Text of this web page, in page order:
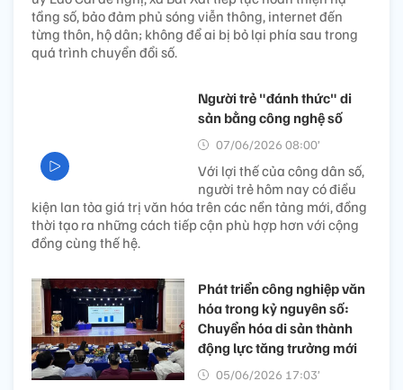
tầng số, bảo đảm phủ sóng viễn thông, internet đến
từng thôn, hộ dân; không để ai bị bỏ lại phía sau trong
quá trình chuyển đổi số.
Người trẻ "đánh thức" di
sản bằng công nghệ số
07/06/2026 08:00’
Với lợi thế của công dân số,
người trẻ hôm nay có điều
kiện lan tỏa giá trị văn hóa trên các nền tảng mới, đồng
thời tạo ra những cách tiếp cận phù hợp hơn với cộng
đồng cùng thế hệ.
Phát triển công nghiệp văn
hóa trong kỷ nguyên số:
Chuyển hóa di sản thành
động lực tăng trưởng mới
05/06/2026 17:03’